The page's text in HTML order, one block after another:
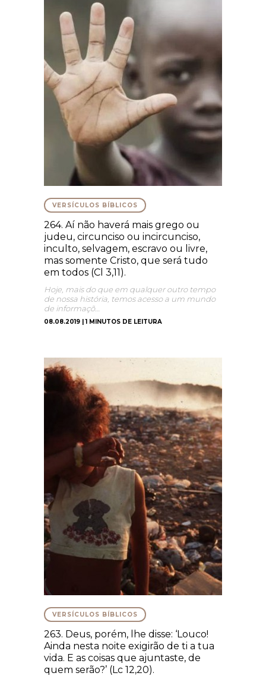
VERSÍCULOS BÍBLICOS
264. Aí não haverá mais grego ou
judeu, circunciso ou incircunciso,
inculto, selvagem, escravo ou livre,
mas somente Cristo, que será tudo
em todos (Cl 3,11).
Hoje, mais do que em qualquer outro tempo
de nossa história, temos acesso a um mundo
de informaçõ…
08.08.2019 | 1 MINUTOS DE LEITURA
VERSÍCULOS BÍBLICOS
263. Deus, porém, lhe disse: ‘Louco!
Ainda nesta noite exigirão de ti a tua
vida. E as coisas que ajuntaste, de
quem serão?’ (Lc 12,20).